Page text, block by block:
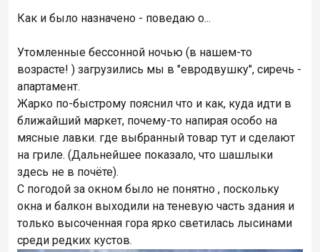
Как и было назначено - поведаю о...
Утомленные бессонной ночью (в нашем-то
возрасте! ) загрузились мы в "евродвушку", сиречь -
апартамент.
Жарко по-быстрому пояснил что и как, куда идти в
ближайший маркет, почему-то напирая особо на
мясные лавки. где выбранный товар тут и сделают
на гриле. (Дальнейшее показало, что шашлыки
здесь не в почёте).
С погодой за окном было не понятно , поскольку
окна и балкон выходили на теневую часть здания и
только высоченная гора ярко светилась лысинами
среди редких кустов.